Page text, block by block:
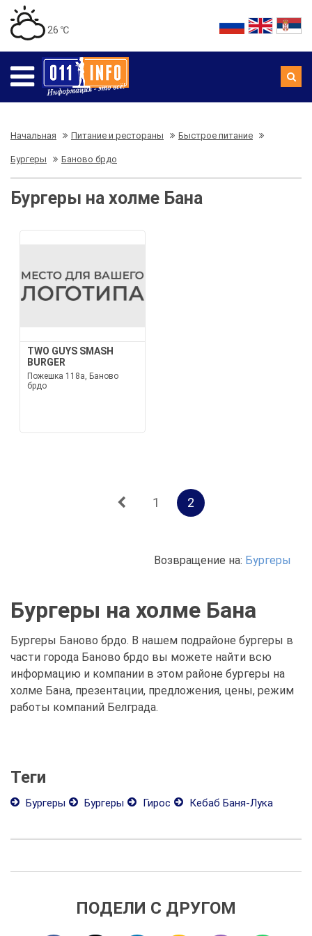
26 ℃
Начальная Питание и рестораны Быстрое питание
Бургеры Баново брдо
Бургеры на холме Бана
TWO GUYS SMASH
BURGER
Пожешка 118а, Баново
брдо
1 2
Возвращение на: Бургеры
Бургеры на холме Бана
Бургеры Баново брдо. В нашем подрайоне бургеры в
части города Баново брдо вы можете найти всю
информацию и компании в этом районе бургеры на
холме Бана, презентации, предложения, цены, режим
работы компаний Белграда.
Теги
Бургеры Бургеры Гирос Кебаб Баня-Лука
ПОДЕЛИ С ДРУГОМ